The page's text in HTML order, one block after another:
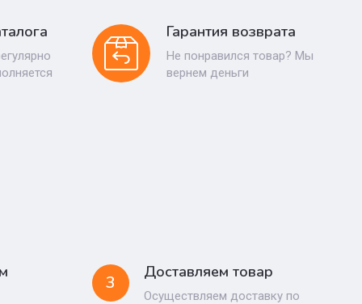
Гарантия возврата
Не понравился товар? Мы
вернем деньги
3 Доставляем товар
Осуществляем доставку по